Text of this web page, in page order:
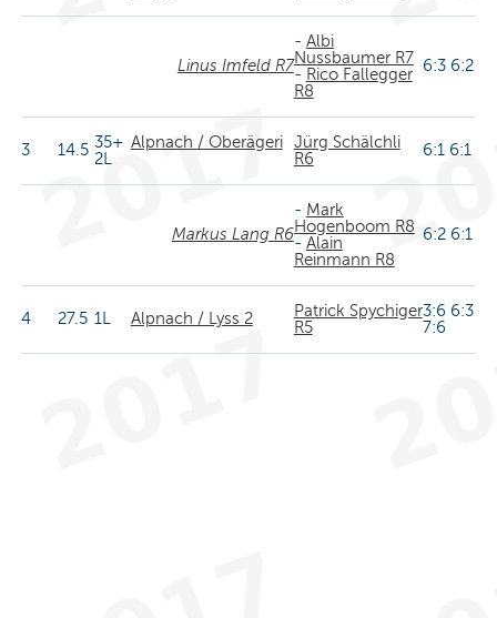
Linus Imfeld R7
- Albi
Nussbaumer R7
- Rico Fallegger
R8
6:3 6:2
3 14.5 35+
2L
Alpnach / Oberägeri
Jürg Schälchli
R6
6:1 6:1
Markus Lang R6
- Mark
Hogenboom R8
- Alain
Reinmann R8
6:2 6:1
4 27.5 1L Alpnach / Lyss 2
Patrick Spychiger
R5
3:6 6:3
7:6